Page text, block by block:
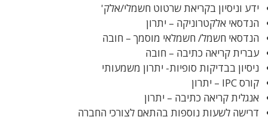
ידע וניסיון בקריאת שרטוט חשמלי/אלק'
הנדסאי אלקטרוניקה – יתרון
הנדסאי חשמל/ חשמלאי מוסמך – חובה
עברית קריאה כתיבה – חובה
ניסיון בבדיקות סופיות- יתרון משמעותי
קורס IPC – יתרון
אנגלית קריאה כתיבה – יתרון
דרישה לשעות נוספות בהתאם לצורכי החברה